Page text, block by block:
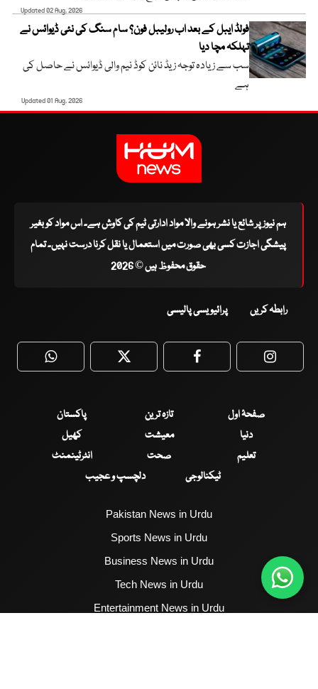
Updated 02 Aug, 2026
فولڈ ایبل کے بعد اب رولیبل فون؟ سام سنگ کی نئی ڈیوائس نے
تہلکہ مچا دیا
سب سے زیادہ توجہ زیڈ نائن کوڈ نیم والی ڈیوائس نے حاصل کی
ہے
Updated 01 Aug, 2026
ہم نیوز پر شائع یا نشر ہونے والا مواد ادارتی ٹیم کی کاوش ہے۔ اس مواد کو بغیر
پیشگی اجازت کسی بھی صورت میں استعمال یا نقل کرنا درست نہیں۔ تمام
حقوق محفوظ ہیں © 2026
رابطہ کریں پرائیویسی پالیسی
WhatsApp Twitter Facebook
صفحۂ اول تازہ ترین
پاکستان
دنیا
معیشت
کھیل
تعلیم
صحت
انٹرٹینمنٹ
ٹیکنالوجی
دلچسپ و عجیب
Pakistan News in Urdu
Sports News in Urdu
Business News in Urdu
Tech News in Urdu
Entertainment News in Urdu